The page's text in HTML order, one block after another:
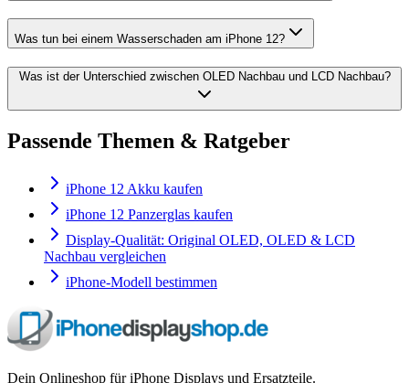
Was tun bei einem Wasserschaden am iPhone 12?
Was ist der Unterschied zwischen OLED Nachbau und LCD Nachbau?
Passende Themen & Ratgeber
iPhone 12 Akku kaufen
iPhone 12 Panzerglas kaufen
Display-Qualität: Original OLED, OLED & LCD
Nachbau vergleichen
iPhone-Modell bestimmen
Dein Onlineshop für iPhone Displays und Ersatzteile.